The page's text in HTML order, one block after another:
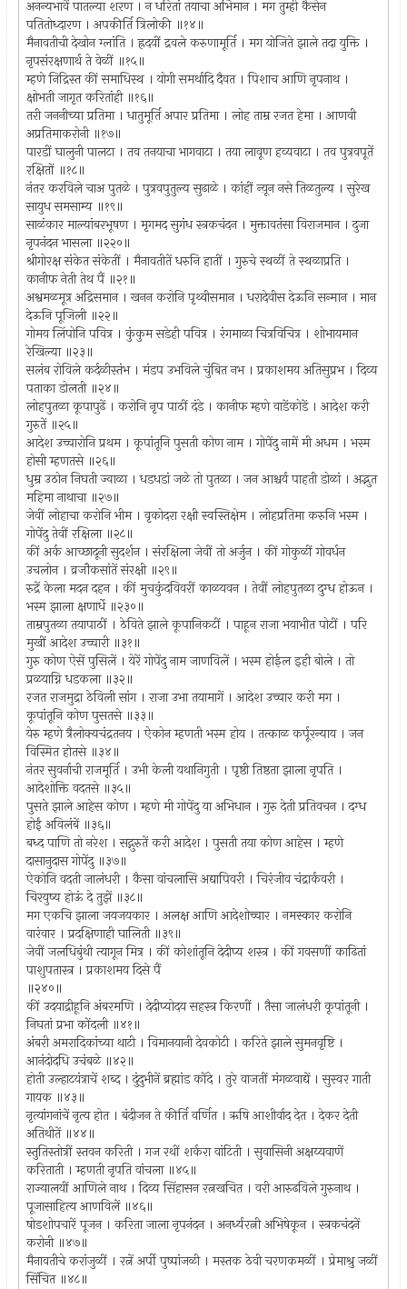
अनन्यभावें पातल्या शरण । न धरितां तयाचा अभिमान । मग तुम्ही कैसेन
पतितोध्दारण । अपकीर्ति त्रिलोकी ॥१४॥
मैनावतीची देखोन ग्लांति । ह्रदयीं द्रवले करुणामूर्ति । मग योजिते झाले तदा युक्ति ।
नृपसंरक्षणार्थ ते वेळीं ॥१५॥
म्हणे निद्रिस्त कीं समाधिस्थ । योगी समर्थादि दैवत । पिशाच आणि नृपनाथ ।
क्षोभती जागृत करितांही ॥१६॥
तरी जननीच्या प्रतिमा । धातुमूर्ति अपार प्रतिमा । लोह ताम्र रजत हेमा । आणवी
अप्रतिमाकरोनी ॥१७॥
पारडीं घालुनी पालटा । तव तनयाचा भागवाटा । तया लावूण हव्यवाटा । तव पुत्रवपूतें
रक्षितों ॥१८॥
नंतर करविले चाअ पुतळे । पुत्रवपुतुल्य सुढाळे । कांहीं न्य़ून नसे तिळतुल्य । सुरेख
सायुध समसाम्य ॥१९॥
साळंकार माल्यांबरभूषण । मृगमद सुगंध स्त्रकचंदन । मुक्तावतंसा विराजमान । दुजा
नृपनंदन भासला ॥२२०॥
श्रीगोरक्ष संकेत संकेतीं । मैनावतीतें धरुनि हातीं । गुरुचे स्थळीं ते स्थळाप्रति ।
कानीफ नेती तेथ पैं ॥२१॥
अश्वमळमूत्र अद्रिसमान । खनन करोनि पृथ्वीसमान । धरादेवीस देऊनि सन्मान । मान
देऊनि पूजिली ॥२२॥
गोमय लिंपोनि पवित्र । कुंकुम सडेही पवित्र । रंगमाळा चित्रविचित्र । शोभायमान
रेखिल्या ॥२३॥
सलंब रोविले कर्दळीस्तंभ । मंडप उभविले चुंबित नभ । प्रकाशमय अतिसुप्रभ । दिव्य
पताका डोलती ॥२४॥
लोहपुतळा कूपापुढें । करोनि नृप पाठीं दंडे । कानीफ म्हणे वाडेंकोडें । आदेश करी
गुरुतें ॥२५॥
आदेश उच्चारोनि प्रथम । कूपांतूनि पुसती कोण नाम । गोपेंदु नामें मी अधम । भस्म
होसी म्हणतसे ॥२६॥
धुम्र उठोन निघती ज्वाळा । धडधडां जळे तो पुतळा । जन आश्चर्य पाहती डोळां । अद्भुत
महिमा नाथाचा ॥२७॥
जेवीं लोहाचा करोनि भीम । वृकोदरा रक्षी स्वस्तिक्षेम । लोहप्रतिमा करुनि भस्म ।
गोपेंदु तेवीं रक्षिला ॥२८॥
कीं अर्क आच्छादूनी सुदर्शन । संरक्षिला जेवीं तो अर्जुन । कीं गोकुळीं गोवर्धन
उचलोन । व्रजौकसांतें संरक्षी ॥२९॥
रुद्रें केला मदन दहन । कीं मुचकुंदविवरीं काळयवन । तेवीं लोहपुतळा दुग्ध होऊन ।
भस्म झाला क्षणार्धे ॥२३०॥
ताम्रपुतळा तयापाठीं । ठेविते झाले कूपानिकटीं । पाहून राजा भयाभीत पोटीं । परि
मुखीं आदेश उच्चारी ॥३१॥
गुरु कोण ऐसें पुसिलें । येरें गोपेंदु नाम जाणविलें । भस्म होईल इही बोले । तो
प्रळयाग्नि धडकला ॥३२॥
रजत राजमुद्रा ठेविली सांग । राजा उभा तयामागें । आदेश उच्चार करी मग ।
कूपांतूनि कोण पुसतसे ॥३३॥
येरु म्हणे त्रैलोक्यचंद्रतनय । ऐकोन म्हणती भस्म होय । तत्काळ कर्पूरन्याय । जन
विस्मित होतसे ॥३४॥
नंतर सुवर्नाची राजमूर्ति । उभी केली यथानिगुती । पृष्ठी तिष्ठता झाला नृपति ।
आदेशोक्ति वदतसे ॥३५॥
पुसते झाले आहेस कोण । म्हणे मी गोपेंदु या अभिधान । गुरु देती प्रतिवचन । दग्ध
होईं अविलंबें ॥३६॥
बध्द पाणि तो नरेश । सद्गुरुतें करी आदेश । पुसती तया कोण आहेस । म्हणे
दासानुदास गोपेंदु ॥३७॥
ऐकोनि वदती जालंधरी । कैसा वांचलासि अद्यापिवरी । चिरंजीव चंद्रार्कवरी ।
चिरयुष्य होऊं दे तुझें ॥३८॥
मग एकचि झाला जयजयकार । अलक्ष आणि आदेशोच्चार । नमस्कार करोनि
वारंवार । प्रदक्षिणाही घालिती ॥३९॥
जेवीं जलधिबुंथी त्यागून मित्र । कीं कोशांतूनि देदीप्य शस्त्र । कीं गवसणीं काढितां
पाशुपतास्त्र । प्रकाशमय दिसे पैं
॥२४०॥
कीं उदयाद्रीहूनि अंबरमणि । देदीप्योदय सहस्त्र किरणीं । तैसा जालंधरी कूपांतूनी ।
निघतां प्रभा कोंदली ॥४१॥
अंबरी अमरादिकांच्या थाटी । विमानयानी देवकोटी । करिते झाले सुमनवृष्टि ।
आनंदोदधि उचंबळे ॥४२॥
होती उल्हाटयंत्राचें शब्द । दुंदुभीनें ब्रह्मांड कोंदे । तुरे वाजतीं मंगळवाद्यें । सुस्वर गाती
गायक ॥४३॥
नृत्यांगनांचें नृत्य होत । बंदीजन ते कीर्ति वर्णित । ऋषि आशीर्वाद देत । देकर देती
अतिथीतें ॥४४॥
स्तुतिस्तोत्रीं स्तवन करिती । गज रथीं शर्करा वांटिती । सुवासिनी अक्षय्यवाणें
करिताती । म्हणती नृपति वांचला ॥४५॥
राज्यालयीं आणिले नाथ । दिव्य सिंहासन रत्नखचित । वरी आरुढविले गुरुनाथ ।
पूजासाहित्य आणविलें ॥४६॥
षोडशोपचारें पूजन । करिता जाला नृपनंदन । अनर्ध्यरत्नी अभिषेकून । स्त्रकचंदनें
करोनी ॥४७॥
मैनावतीचे करांजुळीं । रत्नें अर्पी पुष्पांजळी । मस्तक ठेवी चरणकमळीं । प्रेमाश्रु जळीं
सिंचित ॥४८॥